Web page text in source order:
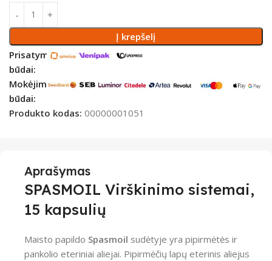
Į krepšelį
Prisatymo
būdai:
Mokėjimo
būdai:
Produkto kodas: 00000001051
Aprašymas
SPASMOIL Virškinimo sistemai,
15 kapsulių
Maisto papildo Spasmoil sudėtyje yra pipirmėtės ir
pankolio eteriniai aliejai. Pipirmėčių lapų eterinis aliejus